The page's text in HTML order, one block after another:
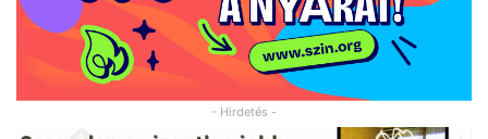
- Hirdetés -